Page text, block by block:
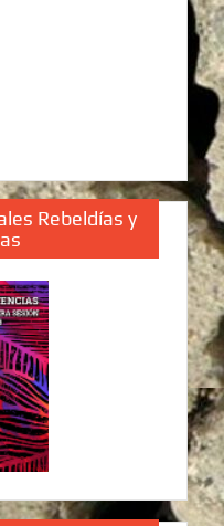
Rebeldías y